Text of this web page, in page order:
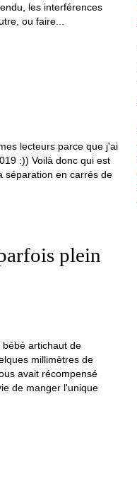
les interférences
ou faire...
lecteurs parce que j'ai
:)) Voilà donc qui est
séparation en carrés de
plein
bébé artichaut de
millimètres de
avait récompensé
de manger l'unique